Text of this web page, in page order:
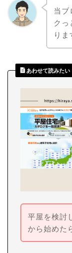
当ブ
クっ
りま
あわせて読みたい
平屋を検討
から始めた